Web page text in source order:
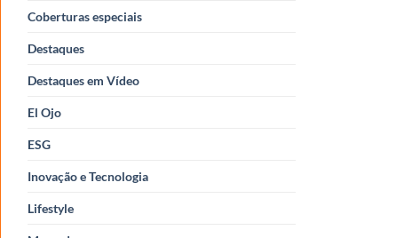
Coberturas especiais
Destaques
Destaques em Vídeo
El Ojo
ESG
Inovação e Tecnologia
Lifestyle